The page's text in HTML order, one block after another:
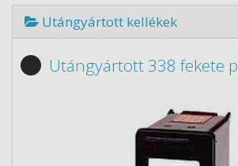
Utángyártott kellékek
Utángyártott 338 fekete